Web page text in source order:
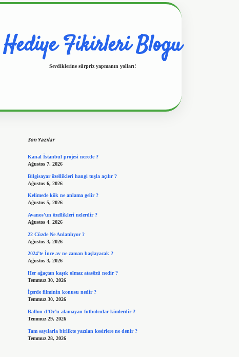
Hediye Fikirleri Blogu
Sevdiklerine sürpriz yapmanın yolları!
Son Yazılar
Kanal İstanbul projesi nerede ?
Ağustos 7, 2026
Bilgisayar özellikleri hangi tuşla açılır ?
Ağustos 6, 2026
Kelimede kök ne anlama gelir ?
Ağustos 5, 2026
Avanos’un özellikleri nelerdir ?
Ağustos 4, 2026
22 Cüzde Ne Anlatılıyor ?
Ağustos 3, 2026
2024’te İnce av ne zaman başlayacak ?
Ağustos 3, 2026
Her ağaçtan kaşık olmaz atasözü nedir ?
Temmuz 30, 2026
İçerde filminin konusu nedir ?
Temmuz 30, 2026
Ballon d’Or’u alamayan futbolcular kimlerdir ?
Temmuz 29, 2026
Tam sayılarla birlikte yazılan kesirlere ne denir ?
Temmuz 28, 2026